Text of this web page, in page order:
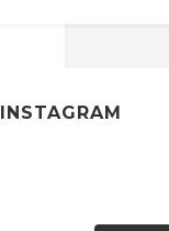
INSTAGRAM